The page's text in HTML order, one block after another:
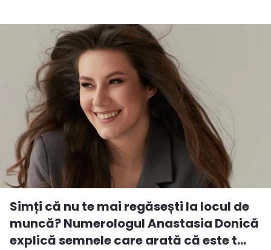
Simți că nu te mai regăsești la locul de
muncă? Numerologul Anastasia Donică
explică semnele care arată că este t...